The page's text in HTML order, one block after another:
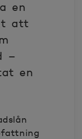
en
att
–
en